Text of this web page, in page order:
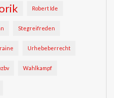
Robert Ide
Stegreifreden
Urhebeberrecht
Wahlkampf